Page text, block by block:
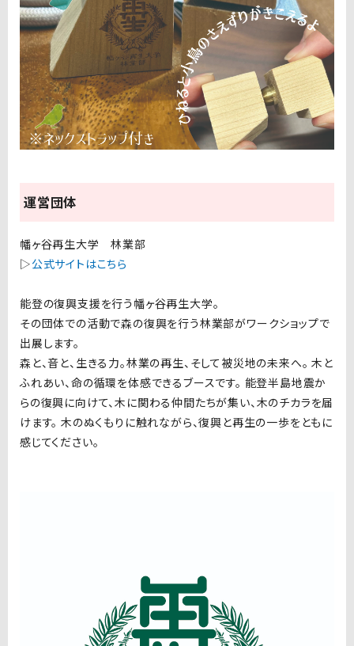
運営団体
幡ヶ谷再生大学 林業部
▷公式サイトはこちら
能登の復興支援を行う幡ヶ谷再生大学。
その団体での活動で森の復興を行う林業部がワークショップで
出展します。
森と、音と、生きる力。林業の再生、そして被災地の未来へ。 木と
ふれあい、命の循環を体感できるブースです。 能登半島地震か
らの復興に向けて、木に関わる仲間たちが集い、木のチカラを届
けます。 木のぬくもりに触れながら、復興と再生の一歩をともに
感じてください。